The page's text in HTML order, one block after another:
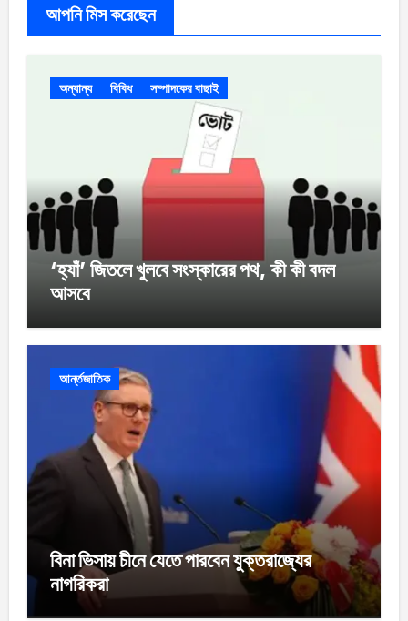
আপনি মিস করেছেন
অন্যান্য বিবিধ সম্পাদকের বাছাই
‘হ্যাঁ’ জিতলে খুলবে সংস্কারের পথ, কী কী বদল
আসবে
আর্ন্তজাতিক
বিনা ভিসায় চীনে যেতে পারবেন যুক্তরাজ্যের
নাগরিকরা